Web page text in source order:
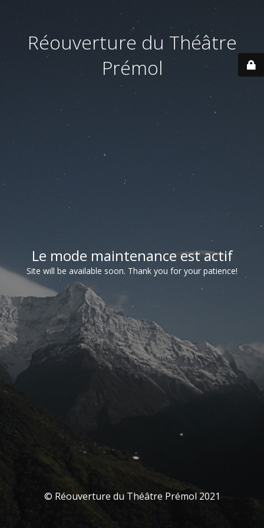
Réouverture du Théâtre
Prémol
Le mode maintenance est actif
Site will be available soon. Thank you for your patience!
© Réouverture du Théâtre Prémol 2021